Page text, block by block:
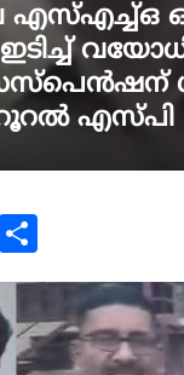
എസ്എച്ച്ഒ
എസ്പി
WhatsApp